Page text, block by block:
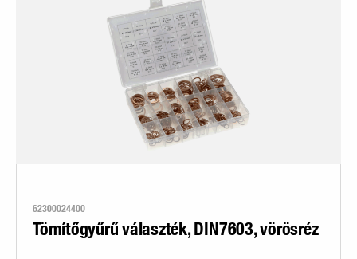
62300024400
Tömítőgyűrű választék, DIN7603, vörösréz